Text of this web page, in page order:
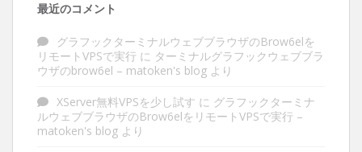
最近のコメント
グラフックターミナルウェブブラウザのBrow6elを
リモートVPSで実行 に ターミナルグラフックウェブブラ
ウザのbrow6el – matoken's blog より
XServer無料VPSを少し試す に グラフックターミナ
ルウェブブラウザのBrow6elをリモートVPSで実行 –
matoken's blog より